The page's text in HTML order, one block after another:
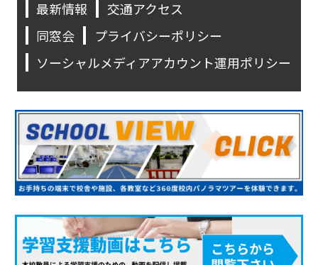
最新情報
交通アクセス
同窓会
プライバシーポリシー
ソーシャルメディアアカウント運用ポリシー